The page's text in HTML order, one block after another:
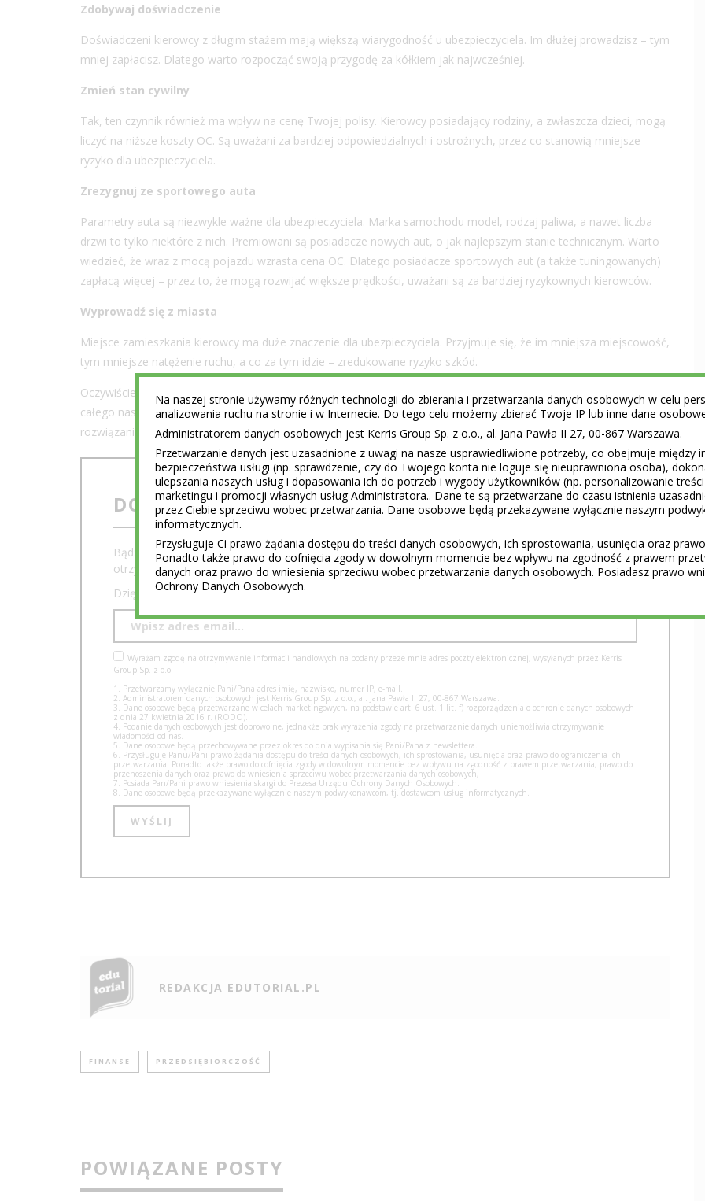
Zdobywaj doświadczenie
Doświadczeni kierowcy z długim stażem mają większą wiarygodność u ubezpieczyciela. Im dłużej prowadzisz – tym
mniej zapłacisz. Dlatego warto rozpocząć swoją przygodę za kółkiem jak najwcześniej.
Zmień stan cywilny
Tak, ten czynnik również ma wpływ na cenę Twojej polisy. Kierowcy posiadający rodziny, a zwłaszcza dzieci, mogą
liczyć na niższe koszty OC. Są uważani za bardziej odpowiedzialnych i ostrożnych, przez co stanowią mniejsze
ryzyko dla ubezpieczyciela.
Zrezygnuj ze sportowego auta
Parametry auta są niezwykle ważne dla ubezpieczyciela. Marka samochodu model, rodzaj paliwa, a nawet liczba
drzwi to tylko niektóre z nich. Premiowani są posiadacze nowych aut, o jak najlepszym stanie technicznym. Warto
wiedzieć, że wraz z mocą pojazdu wzrasta cena OC. Dlatego posiadacze sportowych aut (a także tuningowanych)
zapłacą więcej – przez to, że mogą rozwijać większe prędkości, uważani są za bardziej ryzykownych kierowców.
Wyprowadź się z miasta
Miejsce zamieszkania kierowcy ma duże znaczenie dla ubezpieczyciela. Przyjmuje się, że im mniejsza miejscowość,
tym mniejsze natężenie ruchu, a co za tym idzie – zredukowane ryzyko szkód.
Oczywiście nie jesteśmy w stanie spełnić wszystkich podanych powyżej warunków, nie dostosujemy przecież
całego naszego życia do kosztów OC. To, co możemy zrobić, to wybierać mądrze – decydując się na najtańsze
rozwiązania. Z pomocą spieszy nam internet, dzięki któremu możemy znaleźć
najtańsze OC w Rankomat.
DOŁĄCZ DO NEWSLETTERA
Bądź na bieżąco z najciekawszymi artykułami, wydarzeniami i ofertami pracy. Dołącz do newslettera i
otrzymaj e-book"Jak to zrobić?"Łukasza Kalicińskiego.
Dzięki tej książce nauczysz się marzyć i zmieniać swoje plany w konkretne projekty.
Wyrażam zgodę na otrzymywanie informacji handlowych na podany przeze mnie adres poczty elektronicznej, wysyłanych przez Kerris
Group Sp. z o.o.
1. Przetwarzamy wyłącznie Pani/Pana adres imię, nazwisko, numer IP, e-mail.
2. Administratorem danych osobowych jest Kerris Group Sp. z o.o., al. Jana Pawła II 27, 00-867 Warszawa.
3. Dane osobowe będą przetwarzane w celach marketingowych, na podstawie art. 6 ust. 1 lit. f) rozporządzenia o ochronie danych osobowych
z dnia 27 kwietnia 2016 r. (RODO).
4. Podanie danych osobowych jest dobrowolne, jednakże brak wyrażenia zgody na przetwarzanie danych uniemożliwia otrzymywanie
wiadomości od nas.
5. Dane osobowe będą przechowywane przez okres do dnia wypisania się Pani/Pana z newslettera.
6. Przysługuje Panu/Pani prawo żądania dostępu do treści danych osobowych, ich sprostowania, usunięcia oraz prawo do ograniczenia ich
przetwarzania. Ponadto także prawo do cofnięcia zgody w dowolnym momencie bez wpływu na zgodność z prawem przetwarzania, prawo do
przenoszenia danych oraz prawo do wniesienia sprzeciwu wobec przetwarzania danych osobowych,
7. Posiada Pan/Pani prawo wniesienia skargi do Prezesa Urzędu Ochrony Danych Osobowych.
8. Dane osobowe będą przekazywane wyłącznie naszym podwykonawcom, tj. dostawcom usług informatycznych.
REDAKCJA EDUTORIAL.PL
FINANSE PRZEDSIĘBIORCZOŚĆ
POWIĄZANE POSTY
Na naszej stronie używamy różnych technologii do zbierania i przetwarzania danych osobowych w celu
analizowania ruchu na stronie i w Internecie. Do tego celu możemy zbierać Twoje IP lub inne dane
Administratorem danych osobowych jest Kerris Group Sp. z o.o., al. Jana Pawła II 27, 00-867 Warszawa.
Przetwarzanie danych jest uzasadnione z uwagi na nasze usprawiedliwione potrzeby, co obejmuje między
bezpieczeństwa usługi (np. sprawdzenie, czy do Twojego konta nie loguje się nieuprawniona osoba),
ulepszania naszych usług i dopasowania ich do potrzeb i wygody użytkowników (np. personalizowanie
marketingu i promocji własnych usług Administratora.. Dane te są przetwarzane do czasu istnienia
przez Ciebie sprzeciwu wobec przetwarzania. Dane osobowe będą przekazywane wyłącznie naszym
informatycznych.
Przysługuje Ci prawo żądania dostępu do treści danych osobowych, ich sprostowania, usunięcia oraz
Ponadto także prawo do cofnięcia zgody w dowolnym momencie bez wpływu na zgodność z prawem
danych oraz prawo do wniesienia sprzeciwu wobec przetwarzania danych osobowych. Posiadasz prawo
Ochrony Danych Osobowych.